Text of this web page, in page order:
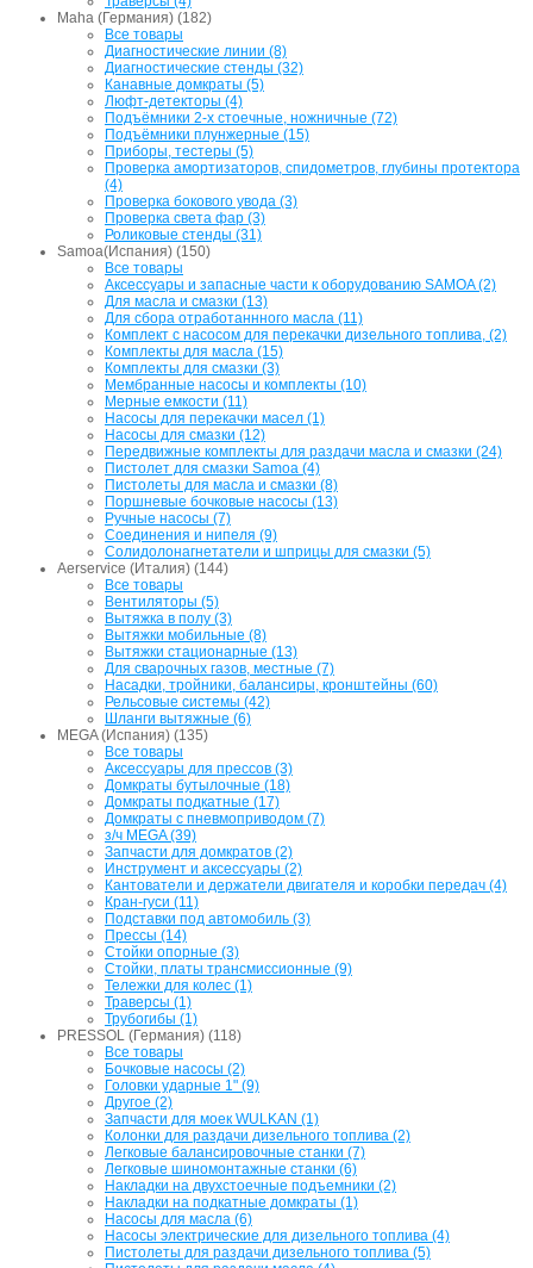
Maha (Германия) (182)
Все товары
Диагностические линии (8)
Диагностические стенды (32)
Канавные домкраты (5)
Люфт-детекторы (4)
Подъёмники 2-х стоечные, ножничные (72)
Подъёмники плунжерные (15)
Приборы, тестеры (5)
Проверка амортизаторов, спидометров, глубины протектора
(4)
Проверка бокового увода (3)
Проверка света фар (3)
Роликовые стенды (31)
Samoa(Испания) (150)
Все товары
Аксессуары и запасные части к оборудованию SAMOA (2)
Для масла и смазки (13)
Для сбора отработаннного масла (11)
Комплект с насосом для перекачки дизельного топлива, (2)
Комплекты для масла (15)
Комплекты для смазки (3)
Мембранные насосы и комплекты (10)
Мерные емкости (11)
Насосы для перекачки масел (1)
Насосы для смазки (12)
Передвижные комплекты для раздачи масла и смазки (24)
Пистолет для смазки Samoa (4)
Пистолеты для масла и смазки (8)
Поршневые бочковые насосы (13)
Ручные насосы (7)
Соединения и нипеля (9)
Солидолонагнетатели и шприцы для смазки (5)
Aerservice (Италия) (144)
Все товары
Вентиляторы (5)
Вытяжка в полу (3)
Вытяжки мобильные (8)
Вытяжки стационарные (13)
Для сварочных газов, местные (7)
Насадки, тройники, балансиры, кронштейны (60)
Рельсовые системы (42)
Шланги вытяжные (6)
MEGA (Испания) (135)
Все товары
Аксессуары для прессов (3)
Домкраты бутылочные (18)
Домкраты подкатные (17)
Домкраты с пневмоприводом (7)
з/ч MEGA (39)
Запчасти для домкратов (2)
Инструмент и аксессуары (2)
Кантователи и держатели двигателя и коробки передач (4)
Кран-гуси (11)
Подставки под автомобиль (3)
Прессы (14)
Стойки опорные (3)
Стойки, платы трансмиссионные (9)
Тележки для колес (1)
Траверсы (1)
Трубогибы (1)
PRESSOL (Германия) (118)
Все товары
Бочковые насосы (2)
Головки ударные 1" (9)
Другое (2)
Запчасти для моек WULKAN (1)
Колонки для раздачи дизельного топлива (2)
Легковые балансировочные станки (7)
Легковые шиномонтажные станки (6)
Накладки на двухстоечные подъемники (2)
Накладки на подкатные домкраты (1)
Насосы для масла (6)
Насосы электрические для дизельного топлива (4)
Пистолеты для раздачи дизельного топлива (5)